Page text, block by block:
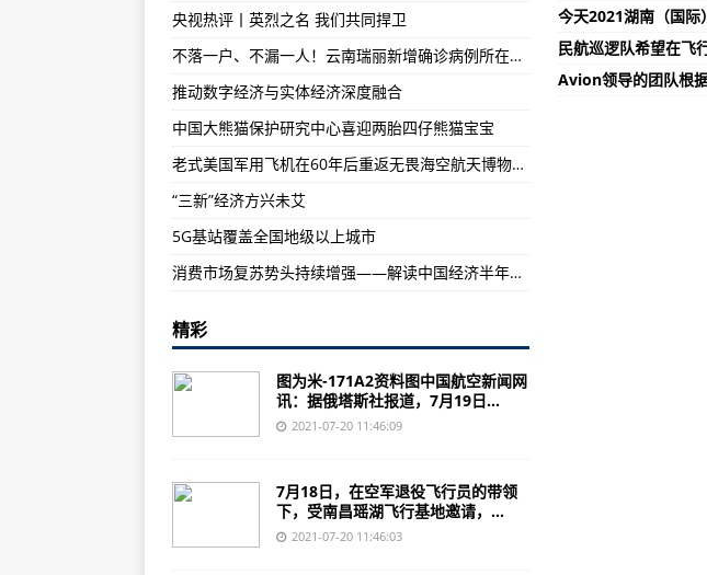
不落一户、不漏一人！云南瑞丽新增确诊病例所在抵边村寨已全面封控
陕西新增3例境外输入确诊病例 新增1例境外输入无症状感染者
巴航工业旗下Eve与EDP合作开发eVTOL基础设施
247匹赛马将陆续搭乘阿联酋航空货机抵达东京
加拿大政府投资15.7亿美元发展绿色航空
新突破！AC352直升机成功完成不可用燃油量试飞科目！
今天2021湖南（国际
民航巡逻队希望在飞
Avion领导的团队根
央视热评丨英烈之名 我们共同捍卫
不落一户、不漏一人！云南瑞丽新增确诊病例所在抵边村寨已全面封控
推动数字经济与实体经济深度融合
中国大熊猫保护研究中心喜迎两胎四仔熊猫宝宝
老式美国军用飞机在60年后重返无畏海空航天博物馆的甲板
“三新”经济方兴未艾
5G基站覆盖全国地级以上城市
消费市场复苏势头持续增强——解读中国经济半年报（下）
精彩
图为米-171A2资料图中国航空新闻网
讯：据俄塔斯社报道，7月19日...
2021-07-20 11:46:09
7月18日，在空军退役飞行员的带领
下，受南昌瑶湖飞行基地邀请，...
2021-07-20 11:46:03